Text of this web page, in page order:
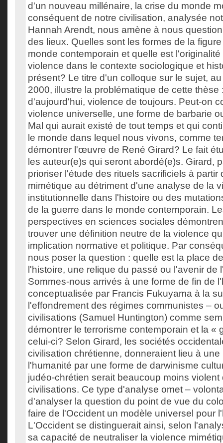
d'un nouveau millénaire, la crise du monde
conséquent de notre civilisation, analysée
Hannah Arendt, nous amène à nous
des lieux. Quelles sont les formes de la
monde contemporain et quelle est
violence dans le contexte sociologique et
présent? Le titre d'un colloque sur le sujet,
2000, illustre la problématique de cette thèse
d'aujourd'hui, violence de toujours. Peut-on
violence universelle, une forme de barbarie
Mal qui aurait existé de tout temps et qui
le monde dans lequel nous vivons, comme
démontrer l'œuvre de René Girard? Le fait
les auteur(e)s qui seront abordé(e)s. Girard,
prioriser l'étude des rituels sacrificiels à partir
mimétique au détriment d'une analyse de la
institutionnelle dans l'histoire ou des
de la guerre dans le monde contemporain.
perspectives en sciences sociales
trouver une définition neutre de la violence
implication normative et politique. Par
nous poser la question : quelle est la place
l'histoire, une relique du passé ou l'avenir de
Sommes-nous arrivés à une forme de fin de
conceptualisée par Francis Fukuyama à la
l'effondrement des régimes communistes –
civilisations (Samuel Huntington) comme
démontrer le terrorisme contemporain et la «
celui-ci? Selon Girard, les sociétés
civilisation chrétienne, donneraient lieu à
l'humanité par une forme de darwinisme
judéo-chrétien serait beaucoup moins
civilisations. Ce type d'analyse omet –
d'analyser la question du point de vue du
faire de l'Occident un modèle universel pour
L'Occident se distinguerait ainsi, selon
sa capacité de neutraliser la violence